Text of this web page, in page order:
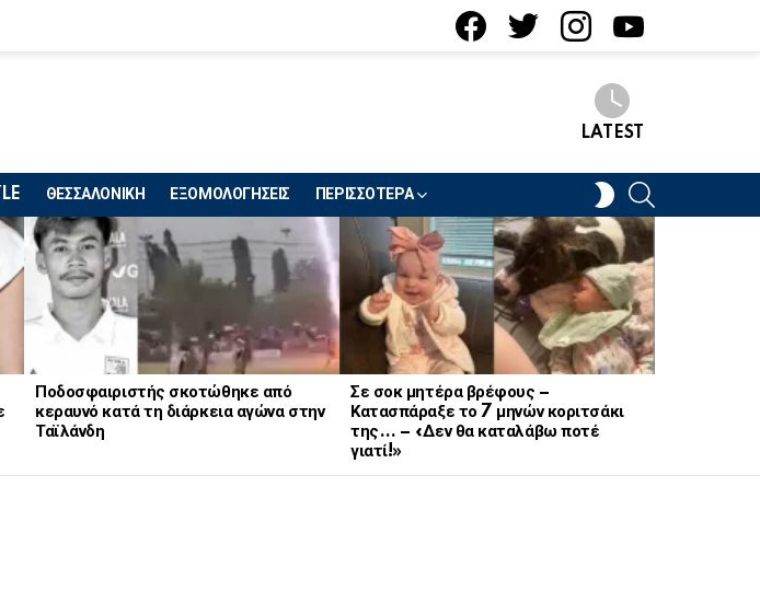
LATEST
ΘΕΣΣΑΛΟΝΙΚΗ ΕΞΟΜΟΛΟΓΗΣΕΙΣ ΠΕΡΙΣΣΟΤΕΡΑ
SWITCH
SKIN
Ποδοσφαιριστής σκοτώθηκε από
κεραυνό κατά τη διάρκεια αγώνα στην
Ταϊλάνδη
Σε σοκ μητέρα βρέφους –
Κατασπάραξε το 7 μηνών κοριτσάκι
της… – «Δεν θα καταλάβω ποτέ
γιατί!»